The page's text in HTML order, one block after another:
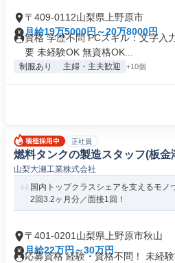
〒409-0112山梨県上野原市
月給19万5000円～20万8000円
資格 学歴不問 PCスキル：文字入
要 未経験OK 無資格OK...
制服あり 主婦・主夫歓迎 +10個
正社員
燃料タンクの製造スタッフ(板金
山梨大瀬工業株式会社
国内トップクラスシェアを支えるモノ
2回3.2ヶ月分／面接1回！
〒401-0201山梨県上野原市秋山
月給22万円～30万円
応募資格 経験・資格不問！ 未経